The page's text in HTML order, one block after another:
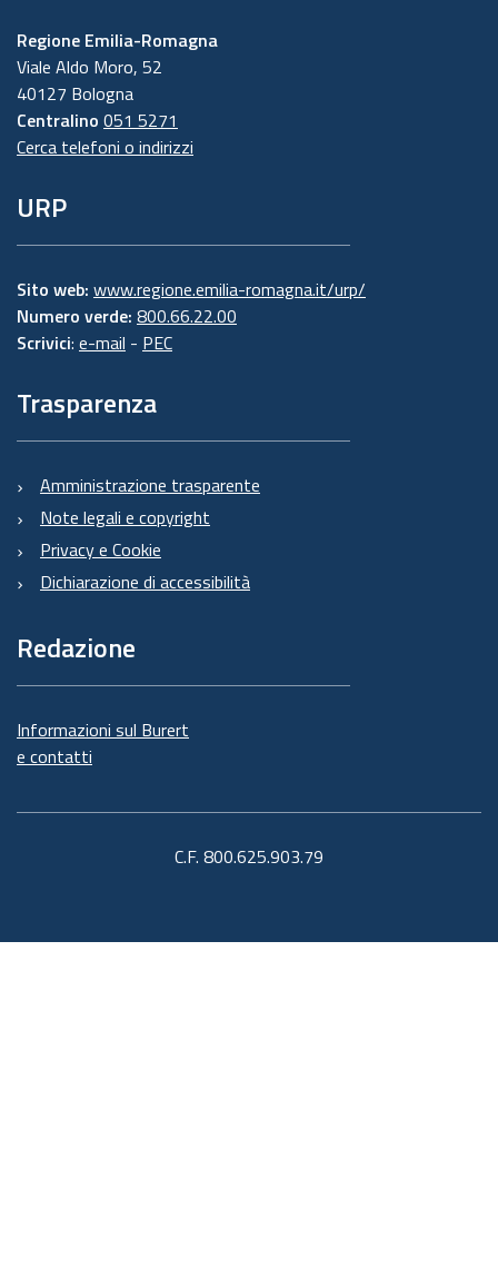
Regione Emilia-Romagna
Viale Aldo Moro, 52
40127 Bologna
Centralino 051 5271
Cerca telefoni o indirizzi
URP
Sito web: www.regione.emilia-romagna.it/urp/
Numero verde: 800.66.22.00
Scrivici: e-mail - PEC
Trasparenza
Amministrazione trasparente
Note legali e copyright
Privacy e Cookie
Dichiarazione di accessibilità
Redazione
Informazioni sul Burert
e contatti
C.F. 800.625.903.79